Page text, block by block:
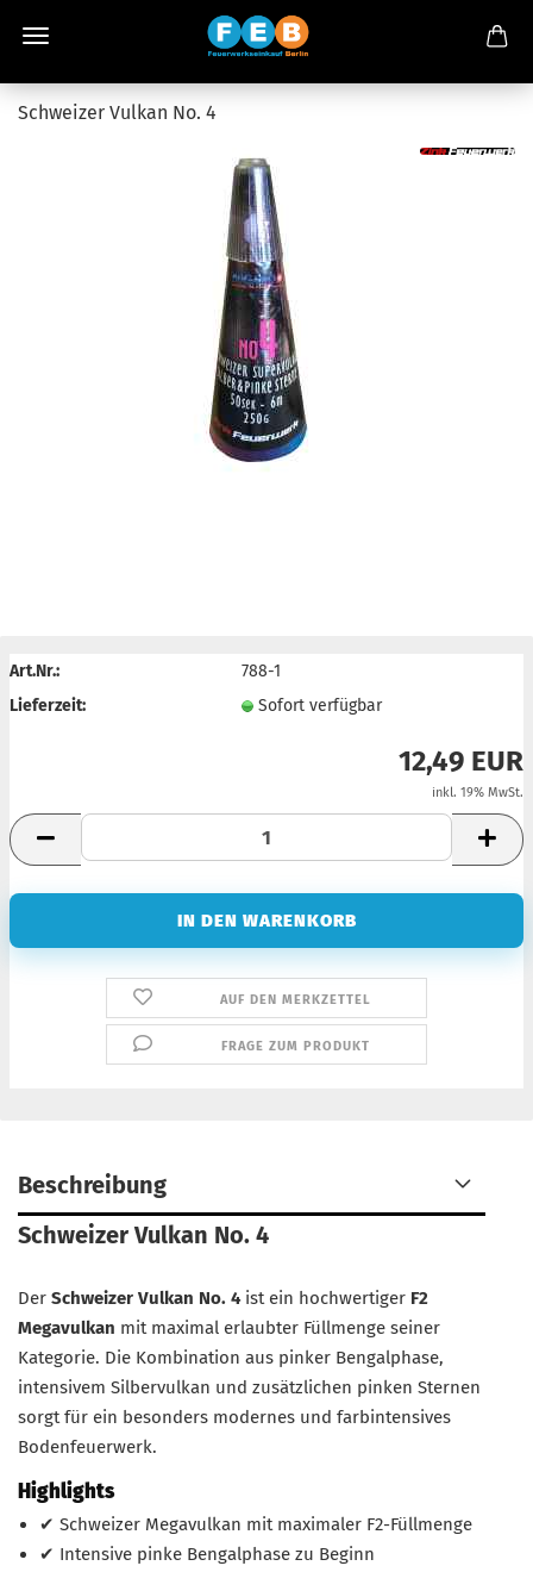
Schweizer Vulkan No. 4
Art.Nr.:
788-1
Lieferzeit:
Sofort verfügbar
12,49 EUR
inkl. 19% MwSt.
AUF DEN MERKZETTEL
FRAGE ZUM PRODUKT
Beschreibung
Schweizer Vulkan No. 4
Der Schweizer Vulkan No. 4ist ein hochwertiger F2
Megavulkan mit maximal erlaubter Füllmenge seiner
Kategorie. Die Kombination aus pinker Bengalphase,
intensivem Silbervulkan und zusätzlichen pinken Sternen
sorgt für ein besonders modernes und farbintensives
Bodenfeuerwerk.
Highlights
✔ Schweizer Megavulkan mit maximaler F2-Füllmenge
✔ Intensive pinke Bengalphase zu Beginn